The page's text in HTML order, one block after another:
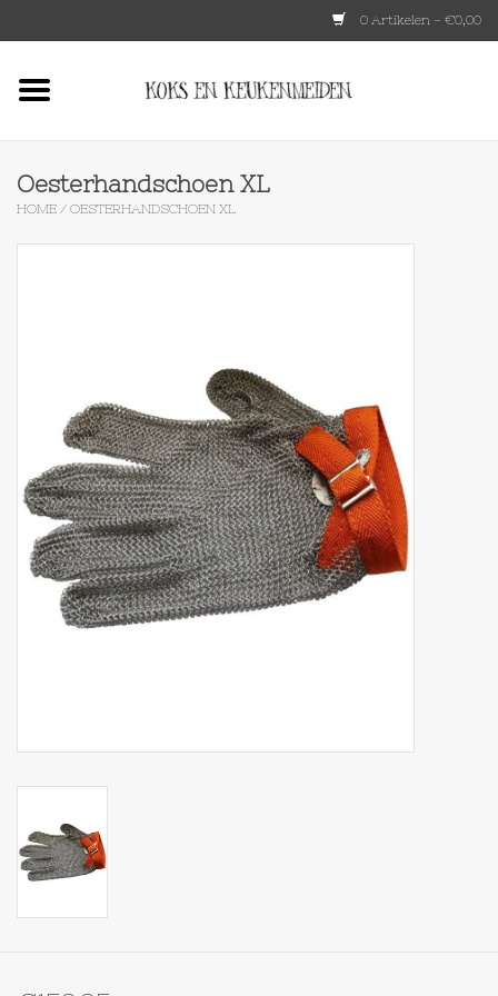
0 Artikelen - €0,00
Koken
Op Tafel
Koffie & Thee
Keukenspullen
Food
Boeken
Oesterhandschoen XL
HOME / OESTERHANDSCHOEN XL